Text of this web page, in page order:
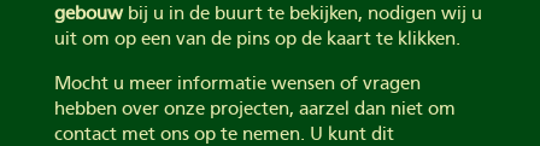
gebouwbij u in de buurt te bekijken, nodigen wij u
uit om op een van de pins op de kaart te klikken.
Mocht u meer informatie wensen of vragen
hebben over onze projecten, aarzel dan niet om
contact met ons op te nemen. U kunt dit